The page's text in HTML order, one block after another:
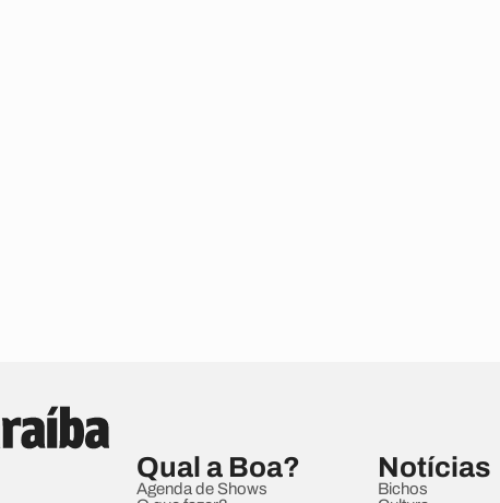
Qual a Boa?
Agenda de Shows
Notícias
Bichos